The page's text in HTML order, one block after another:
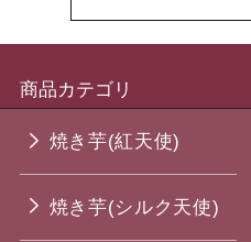
商品カテゴリ
焼き芋(紅天使)
焼き芋(シルク天使)